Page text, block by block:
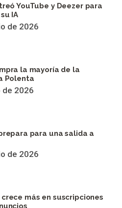
YouTube y Deezer para
IA
de 2026
la mayoría de la
Polenta
de 2026
para una salida a
de 2026
más en suscripciones